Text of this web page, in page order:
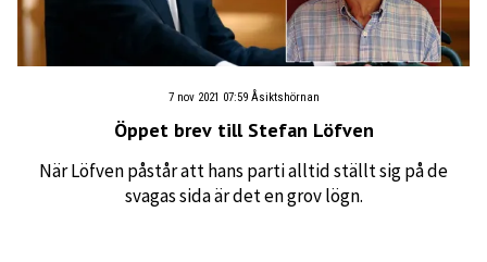
7 nov 2021 07:59 Åsiktshörnan
Öppet brev till Stefan Löfven
När Löfven påstår att hans parti alltid ställt sig på de
svagas sida är det en grov lögn.